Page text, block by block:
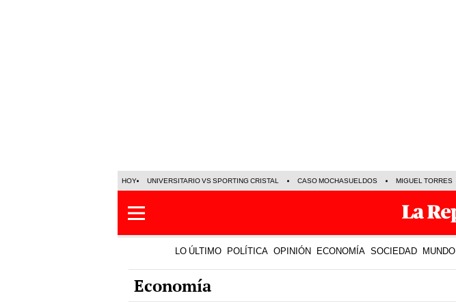
HOY UNIVERSITARIO VS SPORTING CRISTAL CASO MOCHASUELDOS MIGUEL TORRES
LO ÚLTIMO POLÍTICA OPINIÓN ECONOMÍA SOCIEDAD MUNDO
Economía